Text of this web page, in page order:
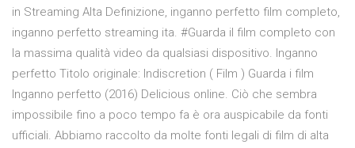
in Streaming Alta Definizione, inganno perfetto film completo,
inganno perfetto streaming ita. #Guarda il film completo con
la massima qualità video da qualsiasi dispositivo. Inganno
perfetto Titolo originale: Indiscretion ( Film ) Guarda i film
Inganno perfetto (2016) Delicious online. Ciò che sembra
impossibile fino a poco tempo fa è ora auspicabile da fonti
ufficiali. Abbiamo raccolto da molte fonti legali di film di alta